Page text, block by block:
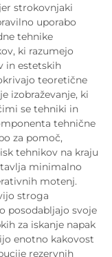
strokovnjaki
uporabo
tehnike
ki razumejo
in estetskih
teoretične
izobraževanje, ki
se tehniki in
tehnične
za pomoč,
tehnikov na kraju
minimalno
motenj.
stroga
posodabljajo svoje
za iskanje napak
enotno kakovost
rezervnih